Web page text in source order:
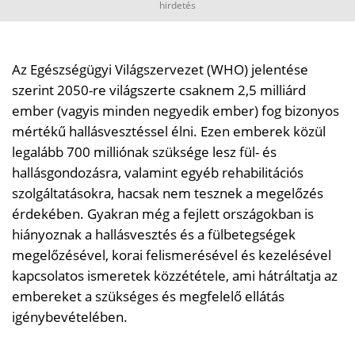
hirdetés
Az Egészségügyi Világszervezet (WHO) jelentése
szerint 2050-re világszerte csaknem 2,5 milliárd
ember (vagyis minden negyedik ember) fog bizonyos
mértékű hallásvesztéssel élni. Ezen emberek közül
legalább 700 milliónak szüksége lesz fül- és
hallásgondozásra, valamint egyéb rehabilitációs
szolgáltatásokra, hacsak nem tesznek a megelőzés
érdekében. Gyakran még a fejlett országokban is
hiányoznak a hallásvesztés és a fülbetegségek
megelőzésével, korai felismerésével és kezelésével
kapcsolatos ismeretek közzététele, ami hátráltatja az
embereket a szükséges és megfelelő ellátás
igénybevételében.